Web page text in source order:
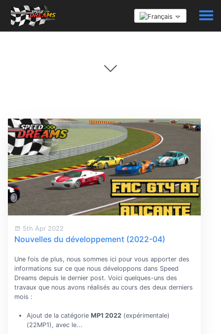
5th Apr 2022
Nouvelles du développement (2022-04)
Une fois de plus, nous sommes ici pour vous apporter des
informations sur ce que nous développons dans Speed
Dreams depuis le dernier post. Voici quelques-uns des
travaux que nous avons réalisés au cours des deux derniers
mois :
Ajout de la catégorieMP1 2022 (expérimentale)
(22MP1), avec le...